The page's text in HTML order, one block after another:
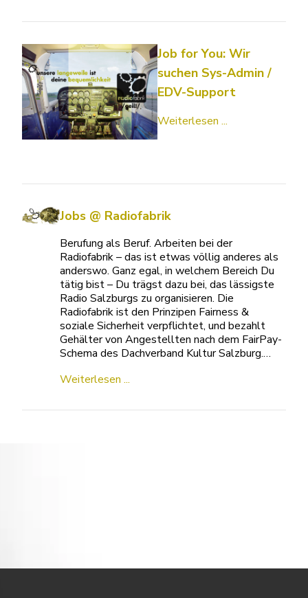
Job for You: Wir
suchen Sys-Admin /
EDV-Support
Weiterlesen ...
Jobs @ Radiofabrik
Berufung als Beruf. Arbeiten bei der
Radiofabrik – das ist etwas völlig anderes als
anderswo. Ganz egal, in welchem Bereich Du
tätig bist – Du trägst dazu bei, das lässigste
Radio Salzburgs zu organisieren. Die
Radiofabrik ist den Prinzipen Fairness &
soziale Sicherheit verpflichtet, und bezahlt
Gehälter von Angestellten nach dem FairPay-
Schema des Dachverband Kultur Salzburg.…
Weiterlesen ...